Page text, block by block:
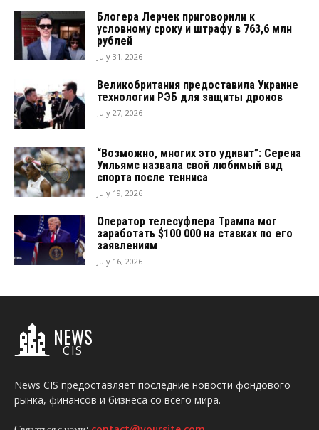
Блогера Лерчек приговорили к
условному сроку и штрафу в 763,6 млн
рублей
July 31, 2026
Великобритания предоставила Украине
технологии РЭБ для защиты дронов
July 27, 2026
“Возможно, многих это удивит”: Серена
Уильямс назвала свой любимый вид
спорта после тенниса
July 19, 2026
Оператор телесуфлера Трампа мог
заработать $100 000 на ставках по его
заявлениям
July 16, 2026
NEWS
CIS
News CIS предоставляет последние новости фондового
рынка, финансов и бизнеса со всего мира.